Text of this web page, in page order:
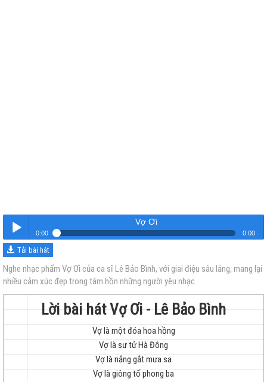
Nghe
Vợ Ơi
0:00 0:00
Vợ Ơi
Tải bài hát
Nghe nhạc phẩm Vợ Ơi của ca sĩ Lê Bảo Bình, với giai điệu sâu lắng, mang lại
nhiều cảm xúc đẹp trong tâm hồn những người yêu nhạc.
Lời bài hát Vợ Ơi - Lê Bảo Bình
Vợ là một đóa hoa hồng
Vợ là sư tử Hà Đông
Vợ là nắng gắt mưa sa
Vợ là giông tố phong ba